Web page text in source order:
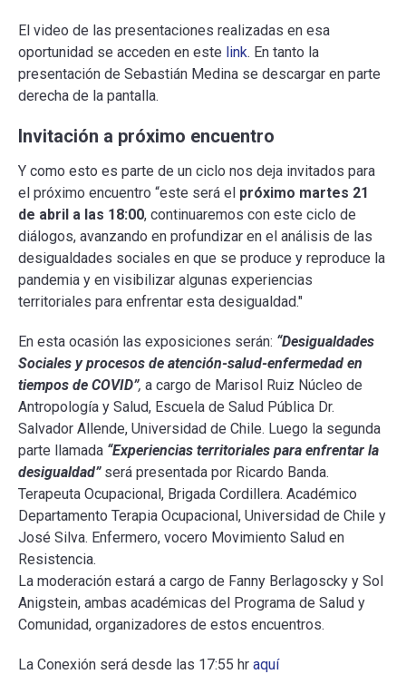
El video de las presentaciones realizadas en esa
oportunidad se acceden en este link. En tanto la
presentación de Sebastián Medina se descargar en parte
derecha de la pantalla.
Invitación a próximo encuentro
Y como esto es parte de un ciclo nos deja invitados para
el próximo encuentro “este será el próximo martes 21
de abril a las 18:00, continuaremos con este ciclo de
diálogos, avanzando en profundizar en el análisis de las
desigualdades sociales en que se produce y reproduce la
pandemia y en visibilizar algunas experiencias
territoriales para enfrentar esta desigualdad."
En esta ocasión las exposiciones serán: “Desigualdades
Sociales y procesos de atención-salud-enfermedad en
tiempos de COVID”, a cargo de Marisol Ruiz Núcleo de
Antropología y Salud, Escuela de Salud Pública Dr.
Salvador Allende, Universidad de Chile. Luego la segunda
parte llamada “Experiencias territoriales para enfrentar la
desigualdad” será presentada por Ricardo Banda.
Terapeuta Ocupacional, Brigada Cordillera. Académico
Departamento Terapia Ocupacional, Universidad de Chile y
José Silva. Enfermero, vocero Movimiento Salud en
Resistencia.
La moderación estará a cargo de Fanny Berlagoscky y Sol
Anigstein, ambas académicas del Programa de Salud y
Comunidad, organizadores de estos encuentros.
La Conexión será desde las 17:55 hr aquí